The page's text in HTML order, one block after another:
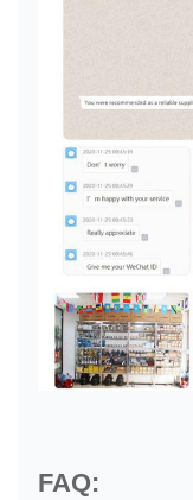
FAQ: